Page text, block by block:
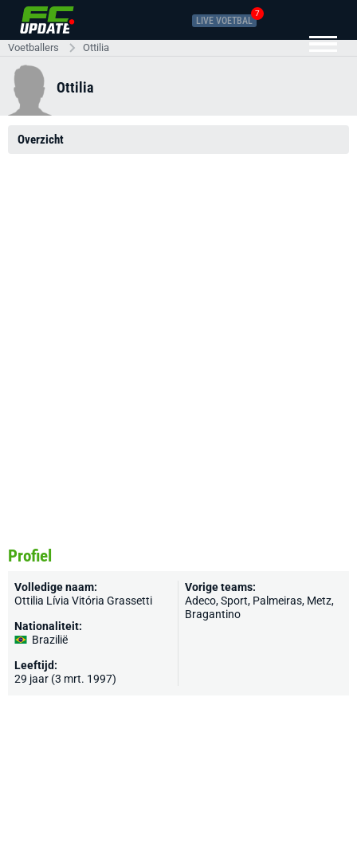
LIVE VOETBAL
7
Voetballers Ottilia
Ottilia
Overzicht
Profiel
Volledige naam:
Ottilia Lívia Vitória Grassetti
Nationaliteit:
Brazilië
Leeftijd:
29 jaar (3 mrt. 1997)
Vorige teams:
Adeco, Sport, Palmeiras, Metz,
Bragantino